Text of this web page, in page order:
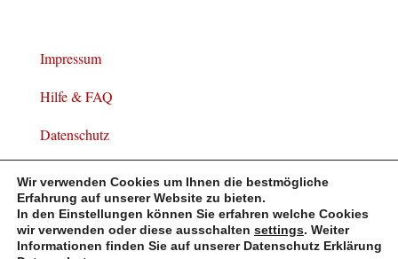
Impressum
Hilfe & FAQ
Datenschutz
Wir verwenden Cookies um Ihnen die bestmögliche
Erfahrung auf unserer Website zu bieten.
In den Einstellungen können Sie erfahren welche Cookies
wir verwenden oder diese ausschalten settings. Weiter
Informationen finden Sie auf unserer Datenschutz Erklärung